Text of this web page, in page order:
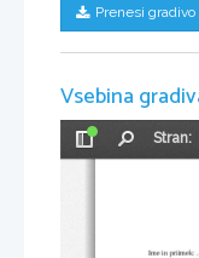
Prenesi gradivo
Vsebina
Preklopi
Stran:
Ime in priimek: